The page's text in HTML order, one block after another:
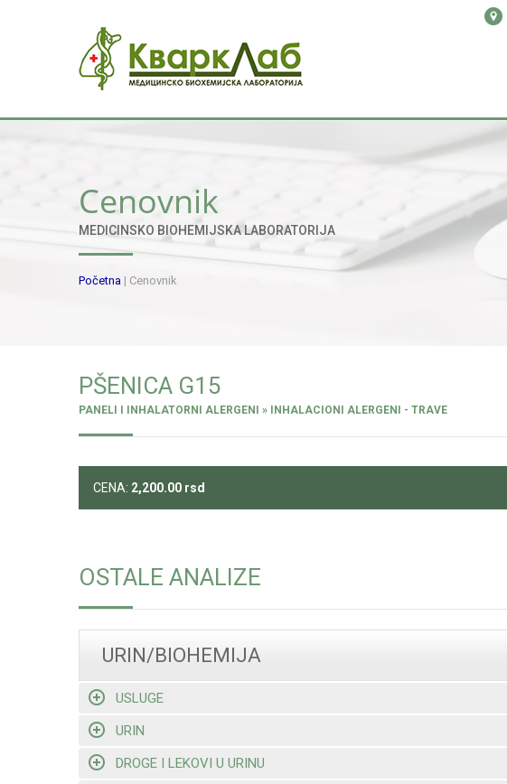
Cenovnik
MEDICINSKO BIOHEMIJSKA LABORATORIJA
Početna | Cenovnik
PŠENICA G15
PANELI I INHALATORNI ALERGENI » INHALACIONI ALERGENI - TRAVE
CENA: 2,200.00 rsd
OSTALE ANALIZE
URIN/BIOHEMIJA
USLUGE
URIN
DROGE I LEKOVI U URINU